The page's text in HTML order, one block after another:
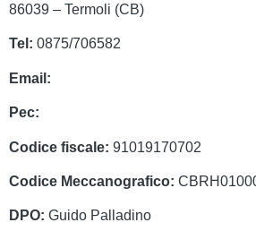
86039 – Termoli (CB)
Tel: 0875/706582
Email:
Pec:
Codice fiscale: 91019170702
Codice Meccanografico:
DPO: Guido Palladino